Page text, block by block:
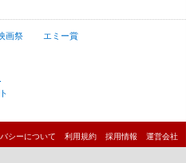
画祭
エミー賞
シーについて 利用規約 採用情報 運営会社